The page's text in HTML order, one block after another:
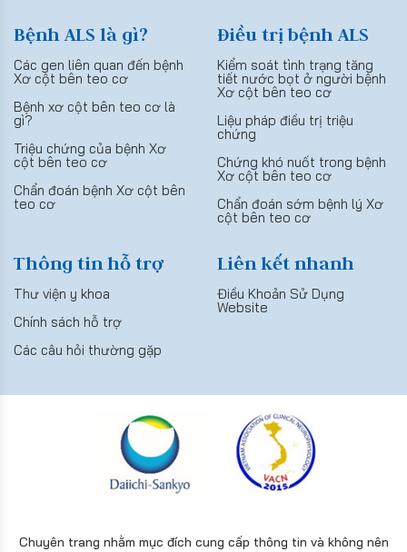
chuyên gia trong vai trò người bạn đồng hành sẽ cùng nhau
lèo lái con thuyền qua sóng gió để cập bến bờ của một
cuộc sống chất lượng và ý nghĩa nhất có thể.
Bệnh ALS là gì?
Các gen liên quan đến bệnh
Xơ cột bên teo cơ
Bệnh xơ cột bên teo cơ là
gì?
Triệu chứng của bệnh Xơ
cột bên teo cơ
Chẩn đoán bệnh Xơ cột bên
teo cơ
Điều trị bệnh ALS
Kiểm soát tình trạng tăng
tiết nước bọt ở người bệnh
Xơ cột bên teo cơ
Liệu pháp điều trị triệu
chứng
Chứng khó nuốt trong bệnh
Xơ cột bên teo cơ
Chẩn đoán sớm bệnh lý Xơ
cột bên teo cơ
Thông tin hỗ trợ
Thư viện y khoa
Chính sách hỗ trợ
Các câu hỏi thường gặp
Liên kết nhanh
Điều Khoản Sử Dụng
Website
Chuyên trang nhằm mục đích cung cấp thông tin và không nên